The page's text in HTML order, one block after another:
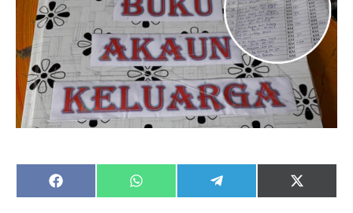
Share
on
Share
on
Share
on
Share
on